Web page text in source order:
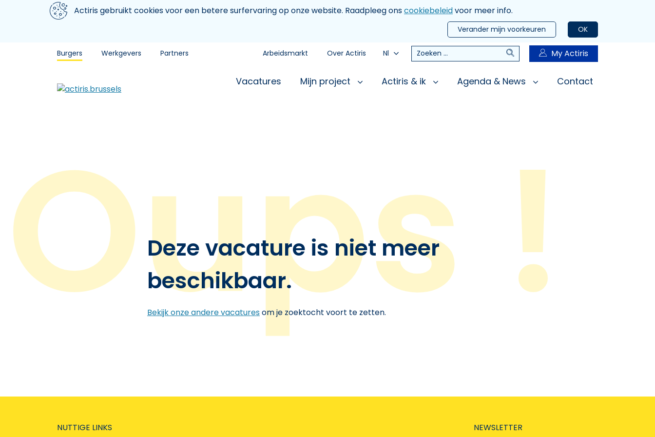
Aller au contenu principal
We gebruiken cookiesActiris gebruikt cookies voor een betere surfervaring op onze website. Raadpleeg onscookiebeleidvoor meer info.
OK
Verander mijn voorkeuren
Burgers Werkgevers Partners Arbeidsmarkt Over Actiris Nl Zoeken Zoeken My Actiris
Vacatures Mijn project Actiris & ik Agenda & News Contact
Deze vacature is niet meer
beschikbaar.
Bekijk onze andere vacaturesom je zoektocht voort te zetten.
NUTTIGE LINKS NEWSLETTER